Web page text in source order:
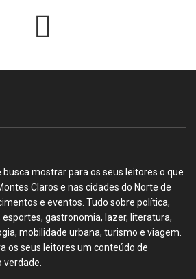
busca mostrar para os seus leitores o que
Claros e nas cidades do Norte de
e eventos. Tudo sobre política,
esportes, gastronomia, lazer, literatura,
mobilidade urbana, turismo e viagem.
os seus leitores um conteúdo de